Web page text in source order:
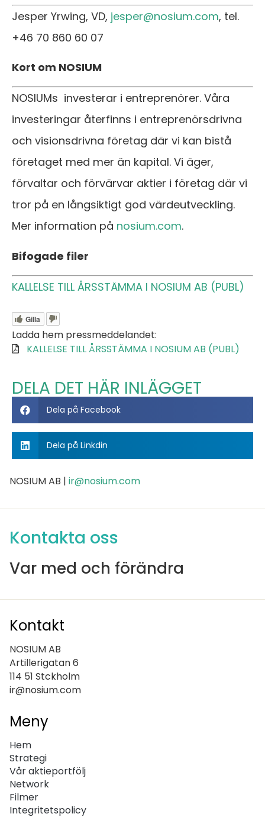
Jesper Yrwing, VD, jesper@nosium.com, tel.
+46 70 860 60 07
Kort om NOSIUM
NOSIUMs investerar i entreprenörer. Våra
investeringar återfinns i entreprenörsdrivna
och visionsdrivna företag där vi kan bistå
företaget med mer än kapital. Vi äger,
förvaltar och förvärvar aktier i företag där vi
tror på en långsiktigt god värdeutveckling.
Mer information på nosium.com.
Bifogade filer
KALLELSE TILL ÅRSSTÄMMA I NOSIUM AB (PUBL)
Gilla
Ladda hem pressmeddelandet:
KALLELSE TILL ÅRSSTÄMMA I NOSIUM AB (PUBL)
DELA DET HÄR INLÄGGET
Dela på Facebook
Dela på Linkdin
NOSIUM AB | ir@nosium.com
Kontakta oss
Var med och förändra
Kontakt
NOSIUM AB
Artillerigatan 6
114 51 Stckholm
ir@nosium.com
Meny
Hem
Strategi
Vår aktieportfölj
Network
Filmer
Integritetspolicy